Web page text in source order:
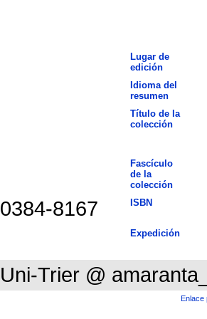
Lugar de
edición
Idioma del
resumen
Título de la
colección
Fascículo
de la
colección
0384-8167 ISBN
Expedición
Uni-Trier @
Enlace